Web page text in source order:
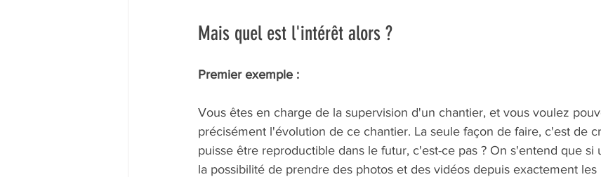
Mais quel est l'intérêt alors ?
Premier exemple :
Vous êtes en charge de la supervision d'un chantier, et vous voulez
précisément l'évolution de ce chantier. La seule façon de faire, c'est de
puisse être reproductible dans le futur, c'est-ce pas ? On s'entend que si
la possibilité de prendre des photos et des vidéos depuis exactement